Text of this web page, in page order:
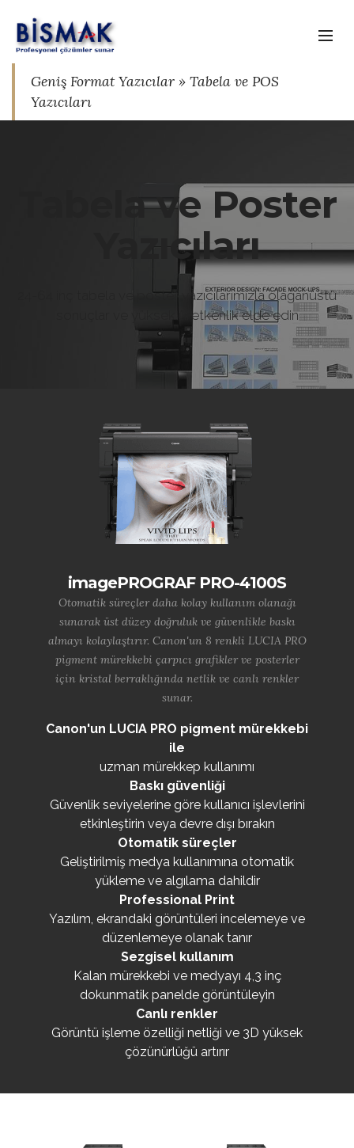
Geniş Format Yazıcılar » Tabela ve POS
Yazıcıları
Tabela ve Poster
Yazıcıları
24-64 inç tabela ve poster yazıcılarımızla olağanüstü
sonuçlar ve yüksek üretkenlik elde edin
imagePROGRAF PRO-4100S
Otomatik süreçler daha kolay kullanım olanağı
sunarak üst düzey doğruluk ve güvenlikle baskı
almayı kolaylaştırır. Canon'un 8 renkli LUCIA PRO
pigment mürekkebi çarpıcı grafikler ve posterler
için kristal berraklığında netlik ve canlı renkler
sunar.
Canon'un LUCIA PRO pigment mürekkebi
ile
uzman mürekkep kullanımı
Baskı güvenliği
Güvenlik seviyelerine göre kullanıcı işlevlerini
etkinleştirin veya devre dışı bırakın
Otomatik süreçler
Geliştirilmiş medya kullanımına otomatik
yükleme ve algılama dahildir
Professional Print
Yazılım, ekrandaki görüntüleri incelemeye ve
düzenlemeye olanak tanır
Sezgisel kullanım
Kalan mürekkebi ve medyayı 4,3 inç
dokunmatik panelde görüntüleyin
Canlı renkler
Görüntü işleme özelliği netliği ve 3D yüksek
çözünürlüğü artırır